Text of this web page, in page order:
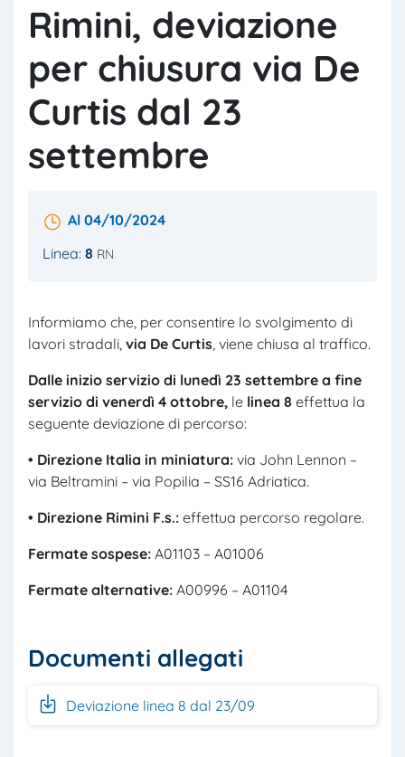
Rimini, deviazione
per chiusura via De
Curtis dal 23
settembre
Al 04/10/2024
Linea: 8 RN
Informiamo che, per consentire lo svolgimento di
lavori stradali, via De Curtis, viene chiusa al traffico.
Dalle inizio servizio di lunedì 23 settembre a fine
servizio di venerdì 4 ottobre, le linea 8 effettua la
seguente deviazione di percorso:
• Direzione Italia in miniatura: via John Lennon –
via Beltramini – via Popilia – SS16 Adriatica.
• Direzione Rimini F.s.: effettua percorso regolare.
Fermate sospese: A01103 – A01006
Fermate alternative: A00996 – A01104
Documenti allegati
Deviazione linea 8 dal 23/09